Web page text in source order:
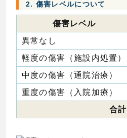
2. 傷害レベルについて
傷害レベル
異常なし
軽度の傷害（施設内処置）
中度の傷害（通院治療）
重度の傷害（入院加療）
合計